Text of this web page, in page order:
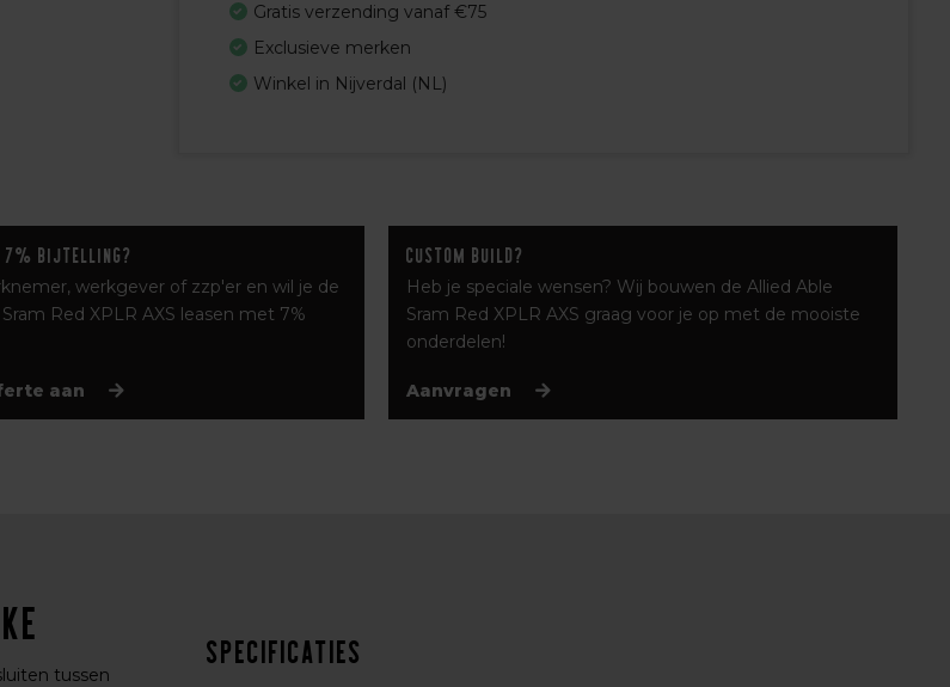
Gratis verzending vanaf €75
Exclusieve merken
Winkel in Nijverdal (NL)
7% bijtelling?
werkgever of zzp'er en wil je de
Red XPLR AXS leasen met 7%
aan
Custom build?
Heb je speciale wensen? Wij bouwen de Allied Able
Sram Red XPLR AXS graag voor je op met de mooiste
onderdelen!
Aanvragen
tussen
Specificaties